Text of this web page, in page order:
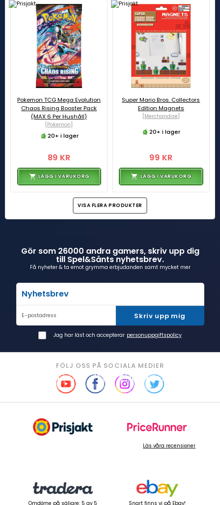
Pokemon TCG Mega Evolution
Chaos Rising Booster Pack
(MAX 6 Per Hushåll)
[Pokemon]
20+ i lager
89 KR
LÄGG I VARUKORG
Super Mario Bros. Collectors
Edition Magnets
[Merchandise]
20+ i lager
99 KR
LÄGG I VARUKORG
VISA FLERA PRODUKTER
Gör som 26000 andra gamers, skriv upp dig
till Spel&Sånts nyhetsbrev.
Få nyheter & ta emot grymma erbjudanden samt mycket mer
Nyhetsbrev
E-postadress Skriv upp mig
Jag har läst och accepterar personuppgiftspolicy
FÖLJ OSS PÅ SOCIALA MEDIER
Läs våra recensioner
Omdöme på säljare: 5 av 5 Snart finns vi på Ebay!